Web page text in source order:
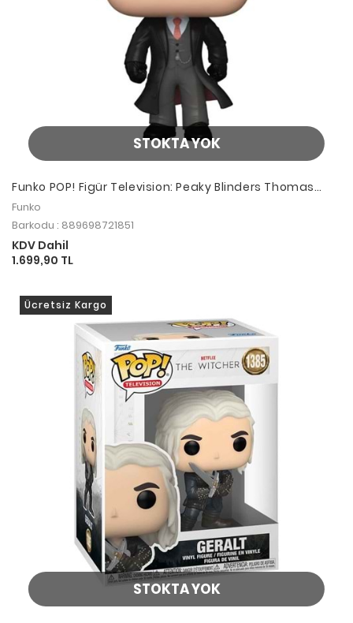
STOKTA YOK
Funko POP! Figür Television: Peaky Blinders Thomas
Shelby
Funko
Barkodu : 889698721851
KDV Dahil
1.699,90 TL
STOKTA YOK
Ücretsiz Kargo